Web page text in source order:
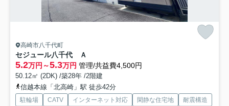
高崎市八千代町
セジュール八千代 Ａ
5.2万円～5.3万円 管理/共益費4,500円
50.12㎡ (2DK) /築28年 /2階建
信越本線「北高崎」駅 徒歩42分
駐輪場 CATV インターネット対応 閑静な住宅地
耐震構造